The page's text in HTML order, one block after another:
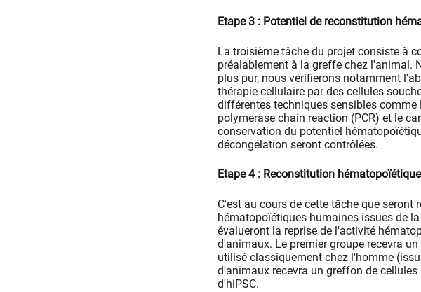
Etape 3 : Potentiel de reconstitution
La troisième tâche du projet consiste à
préalablement à la greffe chez l'animal.
plus pur, nous vérifierons notamment
thérapie cellulaire par des cellules
différentes techniques sensibles
polymerase chain reaction (PCR) et le
conservation du potentiel
décongélation seront contrôlées.
Etape 4 : Reconstitution
C'est au cours de cette tâche que
hématopoïétiques humaines issues de
évalueront la reprise de l'activité
d'animaux. Le premier groupe recevra
utilisé classiquement chez l'homme
d'animaux recevra un greffon de
d'hiPSC.